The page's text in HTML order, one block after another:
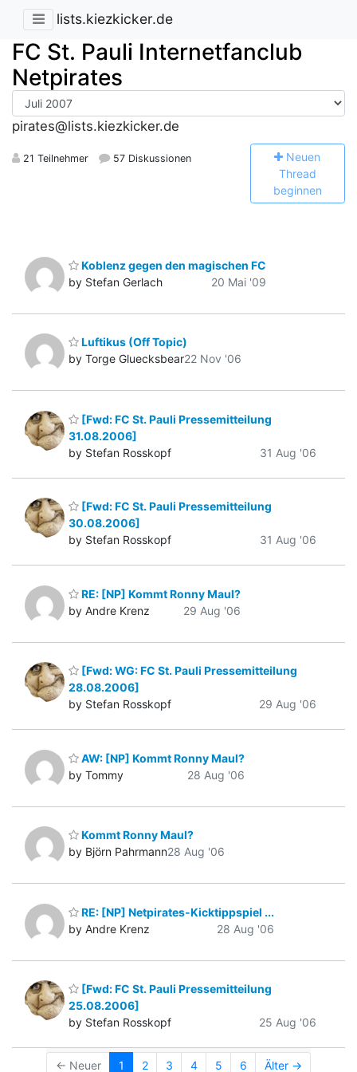
lists.kiezkicker.de
FC St. Pauli Internetfanclub
Netpirates
pirates@lists.kiezkicker.de
21 Teilnehmer 57 Diskussionen Neuen
Thread
beginnen
Koblenz gegen den magischen FC
by Stefan Gerlach
20 Mai '09
Luftikus (Off Topic)
by Torge Gluecksbear22 Nov '06
[Fwd: FC St. Pauli Pressemitteilung
31.08.2006]
by Stefan Rosskopf
31 Aug '06
[Fwd: FC St. Pauli Pressemitteilung
30.08.2006]
by Stefan Rosskopf
31 Aug '06
RE: [NP] Kommt Ronny Maul?
by Andre Krenz
29 Aug '06
[Fwd: WG: FC St. Pauli Pressemitteilung
28.08.2006]
by Stefan Rosskopf
29 Aug '06
AW: [NP] Kommt Ronny Maul?
by Tommy
28 Aug '06
Kommt Ronny Maul?
by Björn Pahrmann28 Aug '06
RE: [NP] Netpirates-Kicktippspiel ...
by Andre Krenz
28 Aug '06
[Fwd: FC St. Pauli Pressemitteilung
25.08.2006]
by Stefan Rosskopf
25 Aug '06
← Neuer 1 2 3 4 5 6 Älter →